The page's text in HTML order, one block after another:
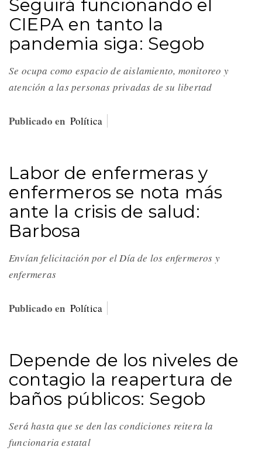
Seguirá funcionando el
CIEPA en tanto la
pandemia siga: Segob
Se ocupa como espacio de aislamiento, monitoreo y
atención a las personas privadas de su libertad
Publicado en Política
Labor de enfermeras y
enfermeros se nota más
ante la crisis de salud:
Barbosa
Envían felicitación por el Día de los enfermeros y
enfermeras
Publicado en Política
Depende de los niveles de
contagio la reapertura de
baños públicos: Segob
Será hasta que se den las condiciones reitera la
funcionaria estatal